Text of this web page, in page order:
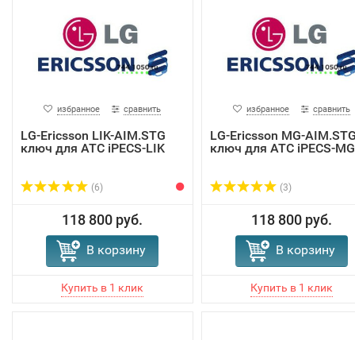
избранное сравнить
LG-Ericsson LIK-AIM.STG
ключ для АТС iPECS-LIK
(6)
118 800 руб.
В корзину
избранное сравнить
LG-Ericsson MG-
ключ для АТС iPECS-MG
(3)
118 800 руб.
В корзину